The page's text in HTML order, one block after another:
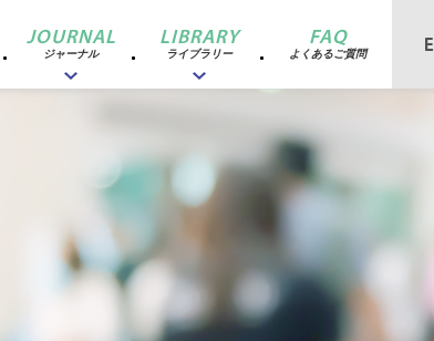
JOURNAL
ジャーナル
LIBRARY
ライブラリー
FAQ
よくあるご質問